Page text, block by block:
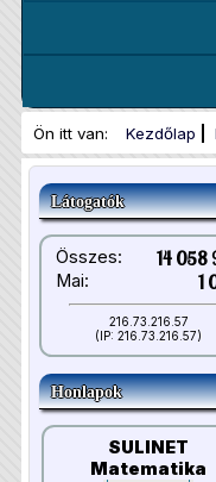
Ön itt van: Kezdőlap
Látogatók
Összes: 14 058
Mai: 1
216.73.216.57
(IP: 216.73.216.57)
Honlapok
SULINET
Matematika